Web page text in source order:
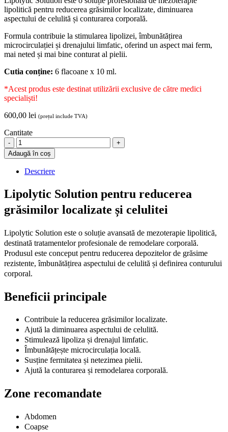
lipolitică pentru reducerea grăsimilor localizate, diminuarea
aspectului de celulită și conturarea corporală.
Formula contribuie la stimularea lipolizei, îmbunătățirea
microcirculației și drenajului limfatic, oferind un aspect mai ferm,
mai neted și mai bine conturat al pielii.
Cutia conține: 6 flacoane x 10 ml.
*Acest produs este destinat utilizării exclusive de către medici
specialiști!
600,00 lei (prețul include TVA)
Cantitate
Lipolytic
Solution
tratament
lipolitic
pentru
grăsimilor
localizate
și
6
flacoane
x
10
quantity
Adaugă în coș
Descriere
Lipolytic Solution pentru reducerea
grăsimilor localizate și celulitei
Lipolytic Solution este o soluție avansată de mezoterapie lipolitică,
destinată tratamentelor profesionale de remodelare corporală.
Produsul este conceput pentru reducerea depozitelor de grăsime
rezistente, îmbunătățirea aspectului de celulită și definirea conturului
corporal.
Beneficii principale
Contribuie la reducerea grăsimilor localizate.
Ajută la diminuarea aspectului de celulită.
Stimulează lipoliza și drenajul limfatic.
Îmbunătățește microcirculația locală.
Susține fermitatea și netezimea pielii.
Ajută la conturarea și remodelarea corporală.
Zone recomandate
Abdomen
Coapse